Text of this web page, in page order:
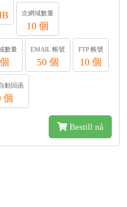
次網域數量
10 個
數量 EMAIL 帳號
50 個
FTP 帳號
10 個
動回函
個
Bestill nå